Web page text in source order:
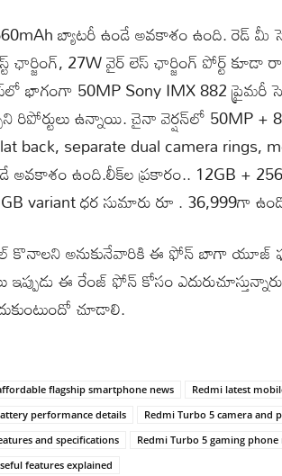
బ్యాటరీ ఉండే అవకాశం ఉంది. రెడ్ మీ
ఛార్జింగ్, 27W వైర్ లెస్ ఛార్జింగ్ పోర్ట్
50MP Sony IMX 882 ప్రైమరీ
ఉన్నాయి. చైనా వెర్షన్‌లో 50MP +
back, separate dual camera rings,
అవకాశం ఉంది.లీక్‌ల ప్రకారం.. 12GB +
variant ధర సుమారు రూ . 36,999గా
కొనాలని అనుకునేవారికి ఈ ఫోన్ బాగా యూజ్
ఈ రేంజ్ ఫోన్ కోసం
చూడాలి.
flagship smartphone news
Redmi latest
performance details
Redmi Turbo 5 camera and
and specifications
Redmi Turbo 5 gaming phone
features explained